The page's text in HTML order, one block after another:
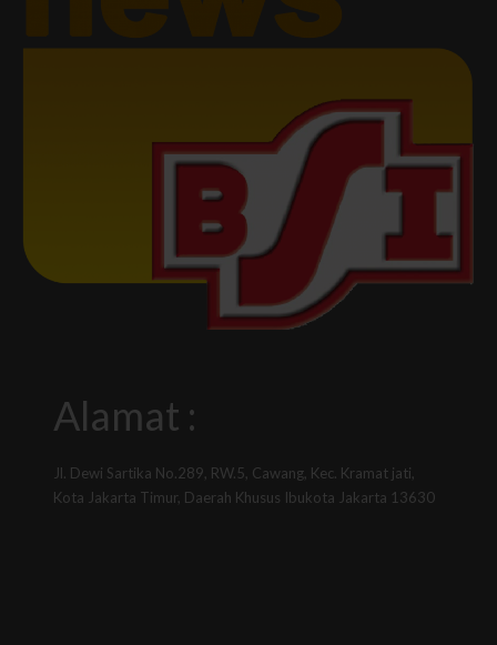
Alamat :
Jl. Dewi Sartika No.289, RW.5, Cawang, Kec. Kramat jati,
Kota Jakarta Timur, Daerah Khusus Ibukota Jakarta 13630